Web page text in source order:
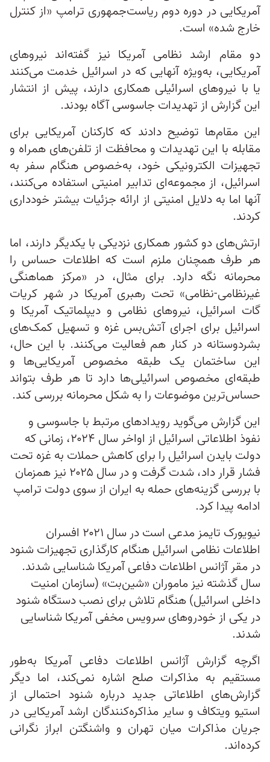
آمریکایی در دوره دوم ریاست‌جمهوری ترامپ «از کنترل
خارج شده» است.
دو مقام ارشد نظامی آمریکا نیز گفته‌اند نیروهای
آمریکایی، به‌ویژه آنهایی که در اسرائیل خدمت می‌کنند
یا با نیروهای اسرائیلی همکاری دارند، پیش از انتشار
این گزارش از تهدیدات جاسوسی آگاه بودند.
این مقام‌ها توضیح دادند که کارکنان آمریکایی برای
مقابله با این تهدیدات و محافظت از تلفن‌های همراه و
تجهیزات الکترونیکی خود، به‌خصوص هنگام سفر به
اسرائیل، از مجموعه‌ای تدابیر امنیتی استفاده می‌کنند،
آنها اما به دلایل امنیتی از ارائه جزئیات بیشتر خودداری
کردند.
ارتش‌های دو کشور همکاری نزدیکی با یکدیگر دارند، اما
هر طرف همچنان ملزم است که اطلاعات حساس‌ را
محرمانه نگه دارد. برای مثال، در «مرکز هماهنگی
غیرنظامی-نظامی» تحت رهبری آمریکا در شهر کریات
گات اسرائیل، نیروهای نظامی و دیپلماتیک آمریکا و
اسرائیل برای اجرای آتش‌بس غزه و تسهیل کمک‌های
بشردوستانه در کنار هم فعالیت می‌کنند. با این حال،
این ساختمان یک طبقه مخصوص آمریکایی‌ها و
طبقه‌ای مخصوص اسرائیلی‌ها دارد تا هر طرف بتواند
حساس‌ترین موضوعات را به شکل محرمانه بررسی کند.
این گزارش می‌گوید رویدادهای مرتبط با جاسوسی و
نفوذ اطلاعاتی اسرائیل از اواخر سال ۲۰۲۴، زمانی که
دولت بایدن اسرائیل را برای کاهش حملات به غزه تحت
فشار قرار داد، شدت گرفت و در سال ۲۰۲۵ نیز همزمان
با بررسی گزینه‌های حمله به ایران از سوی دولت ترامپ
ادامه پیدا کرد.
نیویورک تایمز مدعی است در سال ۲۰۲۱ افسران
اطلاعات نظامی اسرائیل هنگام کارگذاری تجهیزات شنود
در مقر آژانس اطلاعات دفاعی آمریکا شناسایی شدند.
سال گذشته نیز ماموران «شین‌بت» (سازمان امنیت
داخلی اسرائیل) هنگام تلاش برای نصب دستگاه شنود
در یکی از خودروهای سرویس مخفی آمریکا شناسایی
شدند.
اگرچه گزارش آژانس اطلاعات دفاعی آمریکا به‌طور
مستقیم به مذاکرات صلح اشاره نمی‌کند، اما دیگر
گزارش‌های اطلاعاتی جدید درباره شنود احتمالی از
استیو ویتکاف و سایر مذاکره‌کنندگان ارشد آمریکایی در
جریان مذاکرات میان تهران و واشنگتن ابراز نگرانی
کرده‌اند.